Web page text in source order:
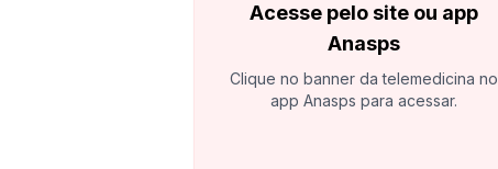
Acesse pelo site ou app
Anasps
Clique no banner da telemedicina no
app Anasps para acessar.